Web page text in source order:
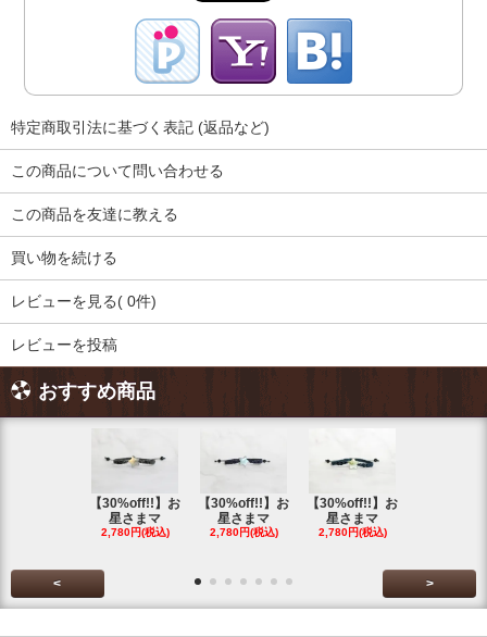
特定商取引法に基づく表記 (返品など)
この商品について問い合わせる
この商品を友達に教える
買い物を続ける
レビューを見る( 0件)
レビューを投稿
おすすめ商品
【30%off!!】お
星さまマ
2,780円(税込)
【30%off!!】お
星さまマ
2,780円(税込)
【30%off!!】お
星さまマ
2,780円(税込)
< >